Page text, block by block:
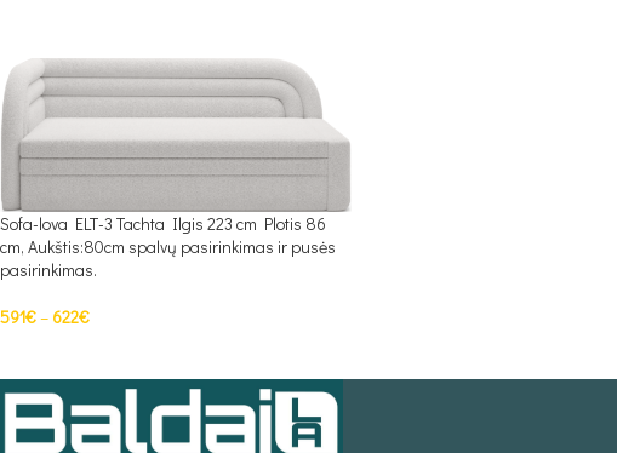
Sofa-lova ELT-3 Tachta Ilgis 223 cm Plotis 86
cm, Aukštis:80cm spalvų pasirinkimas ir pusės
pasirinkimas.
591€– 622€